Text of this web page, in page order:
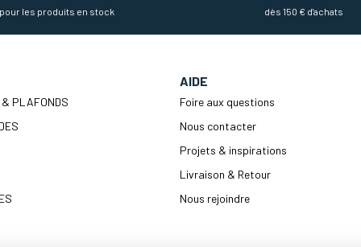
pour les produits en stock dès 150 € d'achats
& PLAFONDS
AIDE
Foire aux questions
Nous contacter
Projets & inspirations
Livraison & Retour
Nous rejoindre